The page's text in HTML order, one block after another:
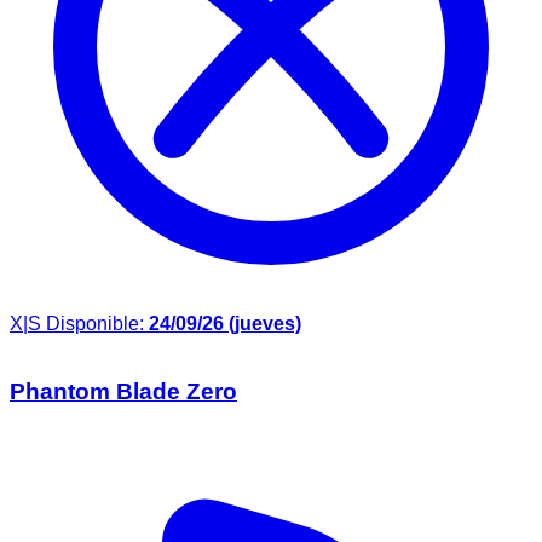
X|S Disponible: 24/09/26 (jueves)
Phantom Blade Zero